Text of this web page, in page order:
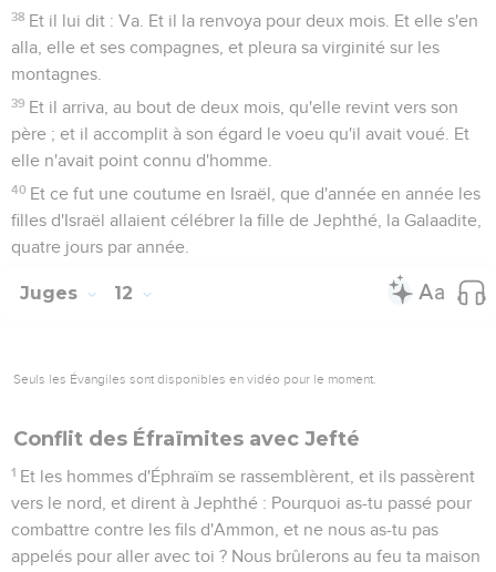
38 Et il lui dit : Va. Et il la renvoya pour deux mois. Et elle s'en
alla, elle et ses compagnes, et pleura sa virginité sur les
montagnes.
39 Et il arriva, au bout de deux mois, qu'elle revint vers son
père ; et il accomplit à son égard le voeu qu'il avait voué. Et
elle n'avait point connu d'homme.
40 Et ce fut une coutume en Israël, que d'année en année les
filles d'Israël allaient célébrer la fille de Jephthé, la Galaadite,
quatre jours par année.
Juges 12
Seuls les Évangiles sont disponibles en vidéo pour le moment.
Conflit des Éfraïmites avec Jefté
1 Et les hommes d'Éphraïm se rassemblèrent, et ils passèrent
vers le nord, et dirent à Jephthé : Pourquoi as-tu passé pour
combattre contre les fils d'Ammon, et ne nous as-tu pas
appelés pour aller avec toi ? Nous brûlerons au feu ta maison